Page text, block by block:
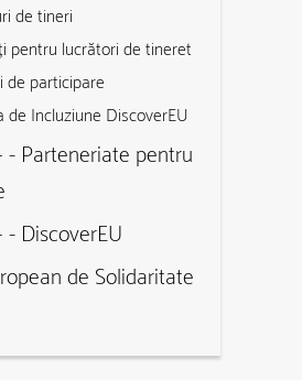
de tineri
pentru lucrători de tineret
de participare
de Incluziune DiscoverEU
- Parteneriate pentru
- DiscoverEU
de Solidaritate